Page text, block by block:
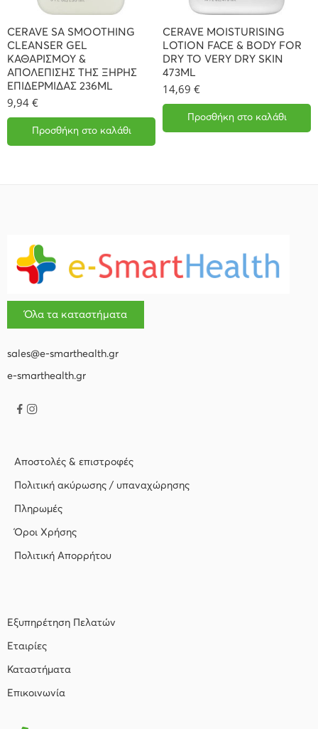
CERAVE SA SMOOTHING
CLEANSER GEL
ΚΑΘΑΡΙΣΜΟΥ &
ΑΠΟΛΕΠΙΣΗΣ ΤΗΣ ΞΗΡΗΣ
ΕΠΙΔΕΡΜΙΔΑΣ 236ML
9,94 €
Προσθήκη στο καλάθι
CERAVE MOISTURISING
LOTION FACE & BODY FOR
DRY TO VERY DRY SKIN
473ML
14,69 €
Προσθήκη στο καλάθι
Όλα τα καταστήματα
sales@e-smarthealth.gr
e-smarthealth.gr
Αποστολές & επιστροφές
Πολιτική ακύρωσης / υπαναχώρησης
Πληρωμές
Όροι Χρήσης
Πολιτική Απορρήτου
Εξυπηρέτηση Πελατών
Εταιρίες
Καταστήματα
Επικοινωνία